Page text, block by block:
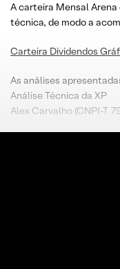
A carteira Mensal
técnica, de modo a
Carteira Dividendos
As análises
Análise Técnica da XP
Alex Carvalho (CNPI-T